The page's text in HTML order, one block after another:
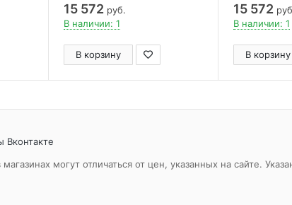
15 572 руб.
В наличии: 1
В корзину
15 572
В наличии: 1
В корзину
Вконтакте
могут отличаться от цен, указанных на сайте.